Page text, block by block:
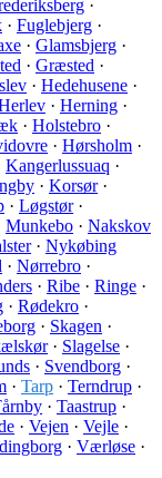
·
· Fuglebjerg ·
· Glamsbjerg ·
· Græsted ·
· Hedehusene ·
· Herning ·
· Holstebro ·
· Hørsholm ·
Kangerlussuaq ·
· Korsør·
· Løgstør·
Munkebo · Nakskov
· Nykøbing
· Nørrebro ·
· Ribe · Ringe ·
· Rødekro ·
· Skagen ·
· Slagelse ·
· Svendborg ·
· Tarp · Terndrup ·
· Taastrup ·
· Vejen · Vejle ·
· Værløse ·